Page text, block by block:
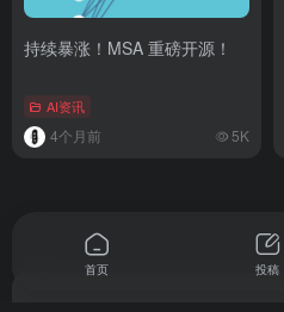
持续暴涨！MSA 重磅开源！
AI资讯
4个月前 5K
首页 投稿